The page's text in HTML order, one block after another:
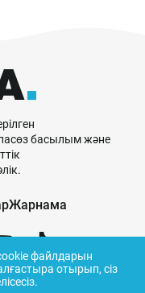
басылым және
Жарнама
файлдарын
отырып, сіз